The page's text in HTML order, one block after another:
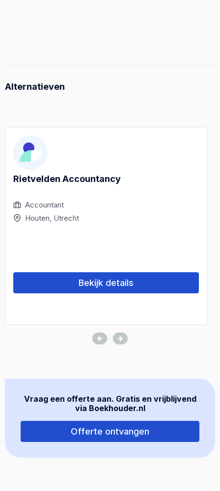
Alternatieven
Rietvelden Accountancy
Accountant
Houten, Utrecht
Bekijk details
Vraag een offerte aan. Gratis en vrijblijvend
via Boekhouder.nl
Offerte ontvangen